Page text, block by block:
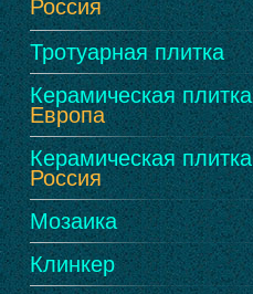
Россия
Тротуарная плитка
Керамическая плитка
Европа
Керамическая плитка
Россия
Мозаика
Клинкер